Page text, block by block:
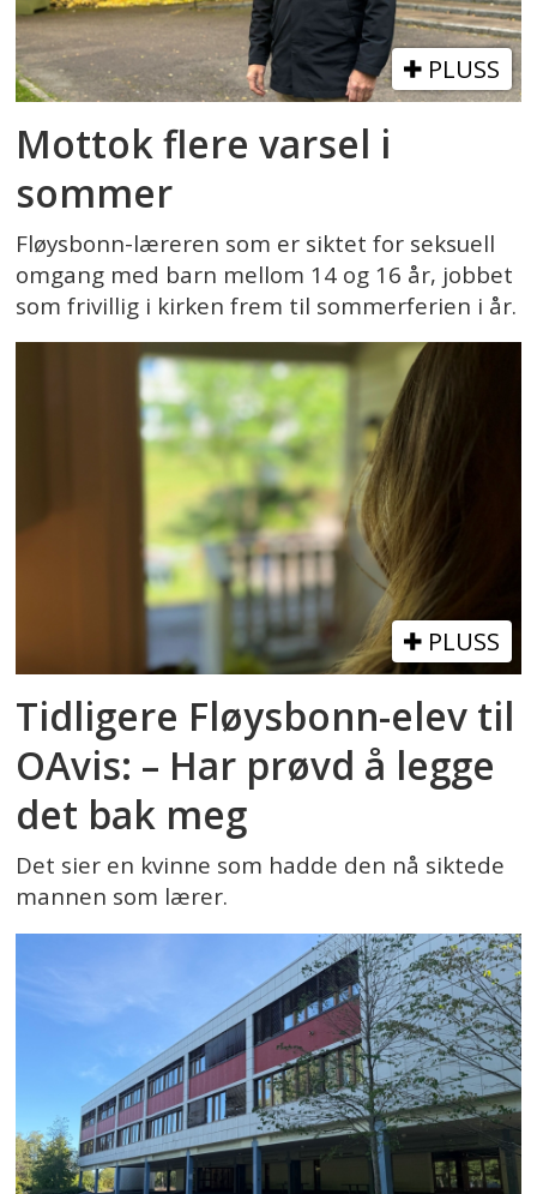
PLUSS
Mottok flere varsel i
sommer
Fløysbonn-læreren som er siktet for seksuell
omgang med barn mellom 14 og 16 år, jobbet
som frivillig i kirken frem til sommerferien i år.
PLUSS
Tidligere Fløysbonn-elev til
OAvis: – Har prøvd å legge
det bak meg
Det sier en kvinne som hadde den nå siktede
mannen som lærer.